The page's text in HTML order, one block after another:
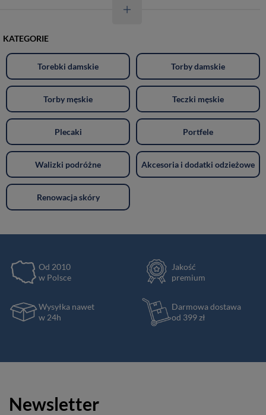
KATEGORIE
Torebki damskie Torby damskie
Torby męskie Teczki męskie
Plecaki Portfele
Walizki podróżne Akcesoria i dodatki odzieżowe
Renowacja skóry
Od 2010
w Polsce
Jakość
premium
Wysyłka nawet
w 24h
Darmowa dostawa
od 399 zł
Newsletter